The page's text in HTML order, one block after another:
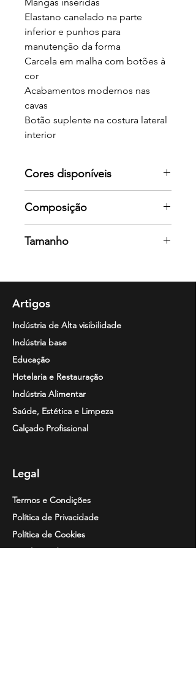
Elastano canelado na parte
inferior e punhos para
manutenção da forma
Carcela em malha com botões à
cor
Acabamentos modernos nas
cavas
Botão suplente na costura lateral
interior
Cores disponíveis
cores
Composição
poliamida- 300 g/pc
Tamanho
Artigos
Indústria de Alta visibilidade
Indústria base
Educação
Hotelaria e Restauração
Indústria Alimentar
Saúde, Estética e Limpeza
Calçado Profissional
Legal
Termos e Condições
Política de Privacidade
Política de Cookies
Resolução deLitígios